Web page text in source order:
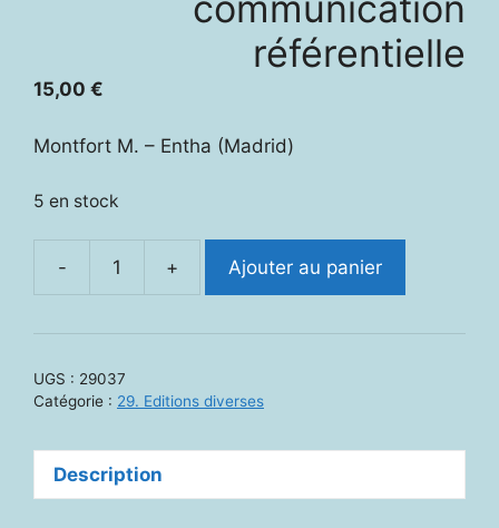
référentielle
15,00 €
Montfort M. – Entha (Madrid)
5 en stock
-
quantité
support
pour
référentielle
+ Ajouter au panier
UGS : 29037
Catégorie : 29. Editions diverses
Description